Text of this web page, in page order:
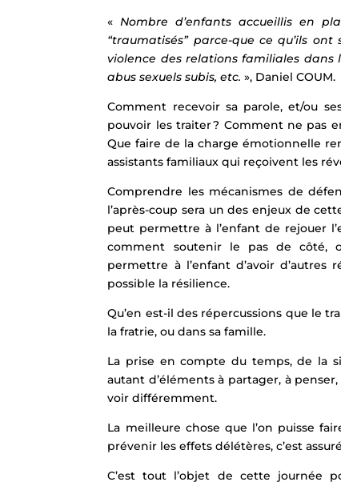
«Nombre d’enfants accueillis en
“traumatisés” parce-que ce qu’ils
violence des relations familiales dans
abus sexuels subis, etc. », Daniel COUM.
Comment recevoir sa parole, et/ou
pouvoir les traiter ? Comment ne pas
Que faire de la charge émotionnelle
assistants familiaux qui reçoivent les
Comprendre les mécanismes de
l’après-coup sera un des enjeux de
peut permettre à l’enfant de rejouer
comment soutenir le pas de côté,
permettre à l’enfant d’avoir d’autres
possible la résilience.
Qu’en est-il des répercussions que le
la fratrie, ou dans sa famille.
La prise en compte du temps, de la
autant d’éléments à partager, à
voir différemment.
La meilleure chose que l’on puisse
prévenir les effets délétères, c’est
C’est tout l’objet de cette journée